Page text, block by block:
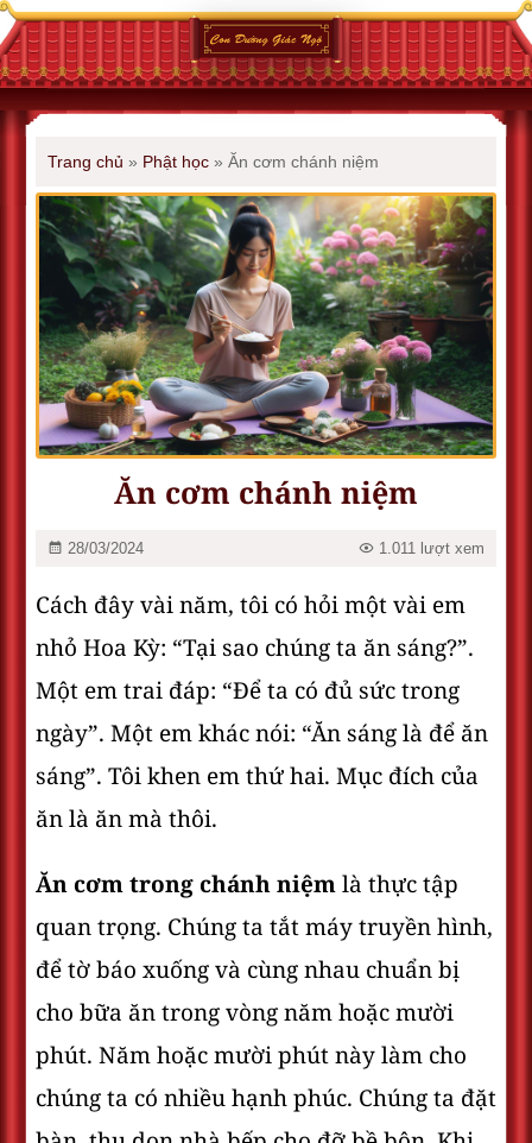
Trang chủ » Phật học » Ăn cơm chánh niệm
Ăn cơm chánh niệm
28/03/2024 1.011 lượt xem
Cách đây vài năm, tôi có hỏi một vài em
nhỏ Hoa Kỳ: “Tại sao chúng ta ăn sáng?”.
Một em trai đáp: “Để ta có đủ sức trong
ngày”. Một em khác nói: “Ăn sáng là để ăn
sáng”. Tôi khen em thứ hai. Mục đích của
ăn là ăn mà thôi.
Ăn cơm trong chánh niệmlà thực tập
quan trọng. Chúng ta tắt máy truyền hình,
để tờ báo xuống và cùng nhau chuẩn bị
cho bữa ăn trong vòng năm hoặc mười
phút. Năm hoặc mười phút này làm cho
chúng ta có nhiều hạnh phúc. Chúng ta đặt